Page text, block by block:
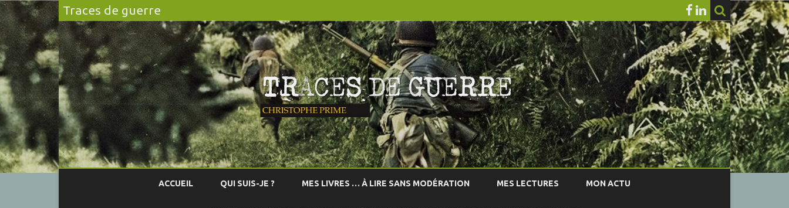
Traces de guerre
to
ACCUEIL QUI SUIS-JE ? MES LIVRES … À LIRE SANS MODÉRATION MES LECTURES MON ACTU